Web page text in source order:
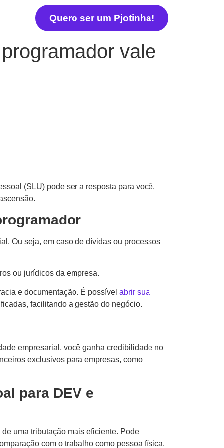
Quero ser um Pjotinha!
vale
(SLU) pode ser a resposta para você.
Ou seja, em caso de dívidas ou processos
ou jurídicos da empresa.
e documentação. É possível abrir sua
facilitando a gestão do negócio.
empresarial, você ganha credibilidade no
exclusivos para empresas, como
para DEV e
uma tributação mais eficiente. Pode
com o trabalho como pessoa física.